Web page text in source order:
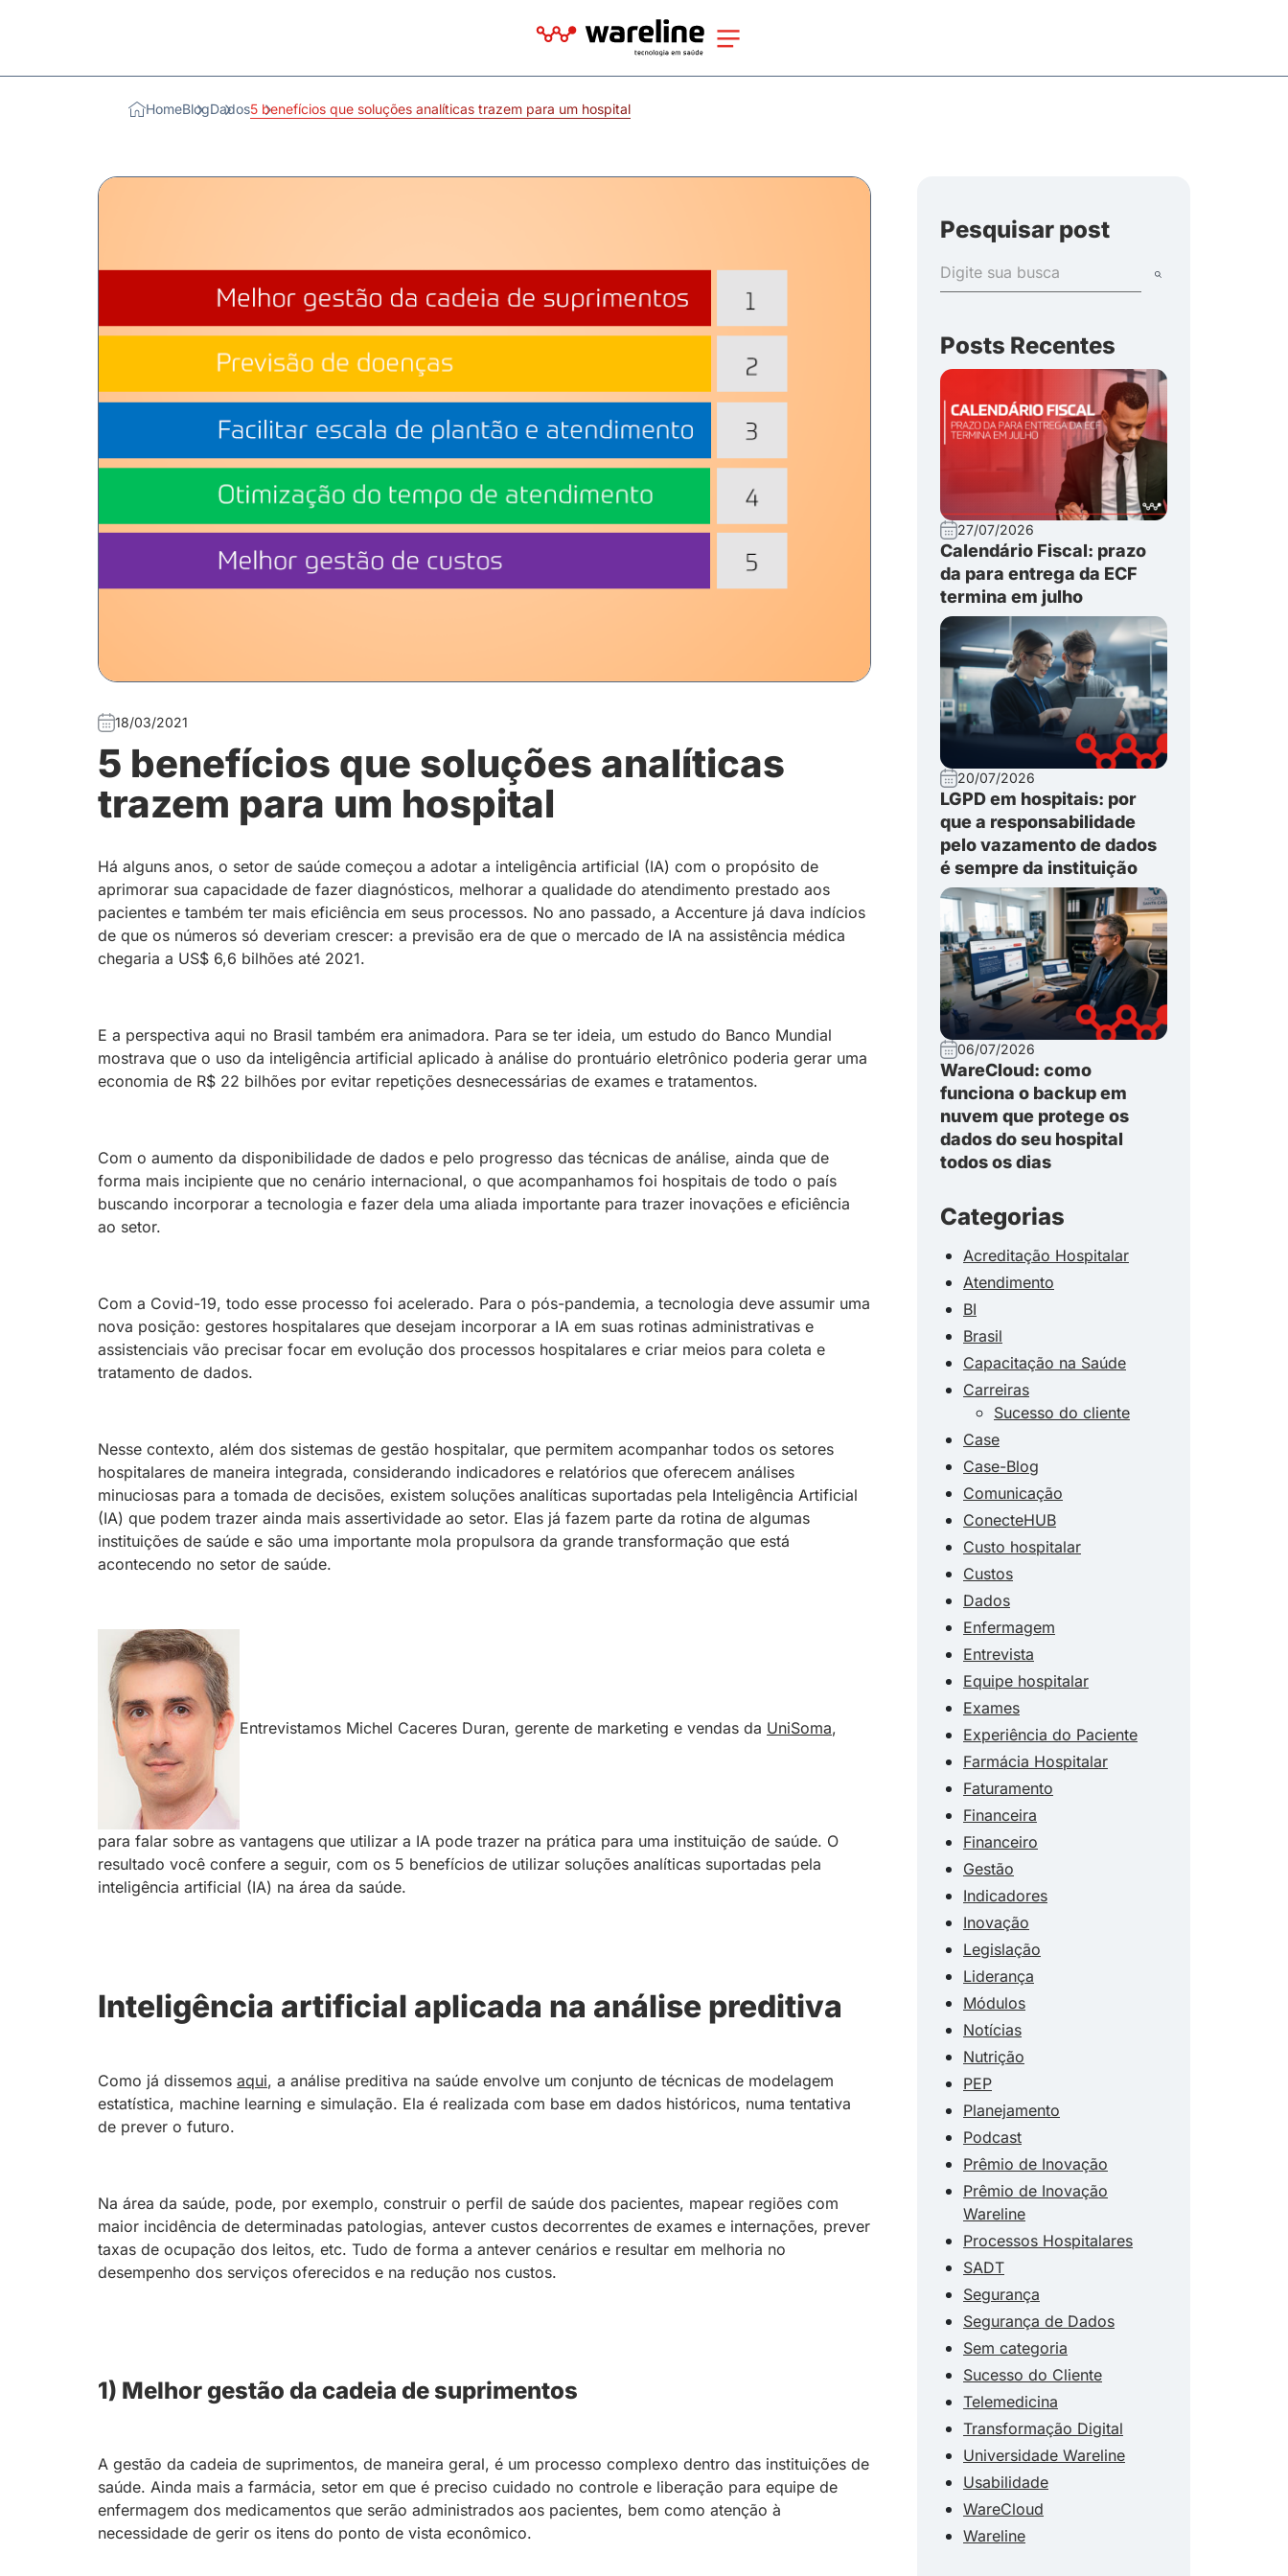
HomeBlogDados5 benefícios que soluções analíticas trazem para um hospital
18/03/2021
5 benefícios que soluções analíticas
trazem para um hospital
Há alguns anos, o setor de saúde começou a adotar a inteligência artificial (IA) com o propósito de
aprimorar sua capacidade de fazer diagnósticos, melhorar a qualidade do atendimento prestado aos
pacientes e também ter mais eficiência em seus processos. No ano passado, a Accenture já dava indícios
de que os números só deveriam crescer: a previsão era de que o mercado de IA na assistência médica
chegaria a US$ 6,6 bilhões até 2021.
E a perspectiva aqui no Brasil também era animadora. Para se ter ideia, um estudo do Banco Mundial
mostrava que o uso da inteligência artificial aplicado à análise do prontuário eletrônico poderia gerar uma
economia de R$ 22 bilhões por evitar repetições desnecessárias de exames e tratamentos.
Com o aumento da disponibilidade de dados e pelo progresso das técnicas de análise, ainda que de
forma mais incipiente que no cenário internacional, o que acompanhamos foi hospitais de todo o país
buscando incorporar a tecnologia e fazer dela uma aliada importante para trazer inovações e eficiência
ao setor.
Com a Covid-19, todo esse processo foi acelerado. Para o pós-pandemia, a tecnologia deve assumir uma
nova posição: gestores hospitalares que desejam incorporar a IA em suas rotinas administrativas e
assistenciais vão precisar focar em evolução dos processos hospitalares e criar meios para coleta e
tratamento de dados.
Nesse contexto, além dos sistemas de gestão hospitalar, que permitem acompanhar todos os setores
hospitalares de maneira integrada, considerando indicadores e relatórios que oferecem análises
minuciosas para a tomada de decisões, existem soluções analíticas suportadas pela Inteligência Artificial
(IA) que podem trazer ainda mais assertividade ao setor. Elas já fazem parte da rotina de algumas
instituições de saúde e são uma importante mola propulsora da grande transformação que está
acontecendo no setor de saúde.
Entrevistamos Michel Caceres Duran, gerente de marketing e vendas da UniSoma,
para falar sobre as vantagens que utilizar a IA pode trazer na prática para uma instituição de saúde. O
resultado você confere a seguir, com os 5 benefícios de utilizar soluções analíticas suportadas pela
inteligência artificial (IA) na área da saúde.
Inteligência artificial aplicada na análise preditiva
Como já dissemos aqui, a análise preditiva na saúde envolve um conjunto de técnicas de modelagem
estatística, machine learning e simulação. Ela é realizada com base em dados históricos, numa tentativa
de prever o futuro.
Na área da saúde, pode, por exemplo, construir o perfil de saúde dos pacientes, mapear regiões com
maior incidência de determinadas patologias, antever custos decorrentes de exames e internações, prever
taxas de ocupação dos leitos, etc. Tudo de forma a antever cenários e resultar em melhoria no
desempenho dos serviços oferecidos e na redução nos custos.
1) Melhor gestão da cadeia de suprimentos
A gestão da cadeia de suprimentos, de maneira geral, é um processo complexo dentro das instituições de
saúde. Ainda mais a farmácia, setor em que é preciso cuidado no controle e liberação para equipe de
enfermagem dos medicamentos que serão administrados aos pacientes, bem como atenção à
necessidade de gerir os itens do ponto de vista econômico.
Pesquisar post
Posts Recentes
27/07/2026
Calendário Fiscal: prazo
da para entrega da ECF
termina em julho
20/07/2026
LGPD em hospitais: por
que a responsabilidade
pelo vazamento de dados
é sempre da instituição
06/07/2026
WareCloud: como
funciona o backup em
nuvem que protege os
dados do seu hospital
todos os dias
Categorias
Acreditação Hospitalar
Atendimento
BI
Brasil
Capacitação na Saúde
Carreiras
Sucesso do cliente
Case
Case-Blog
Comunicação
ConecteHUB
Custo hospitalar
Custos
Dados
Enfermagem
Entrevista
Equipe hospitalar
Exames
Experiência do Paciente
Farmácia Hospitalar
Faturamento
Financeira
Financeiro
Gestão
Indicadores
Inovação
Legislação
Liderança
Módulos
Notícias
Nutrição
PEP
Planejamento
Podcast
Prêmio de Inovação
Prêmio de Inovação
Wareline
Processos Hospitalares
SADT
Segurança
Segurança de Dados
Sem categoria
Sucesso do Cliente
Telemedicina
Transformação Digital
Universidade Wareline
Usabilidade
WareCloud
Wareline